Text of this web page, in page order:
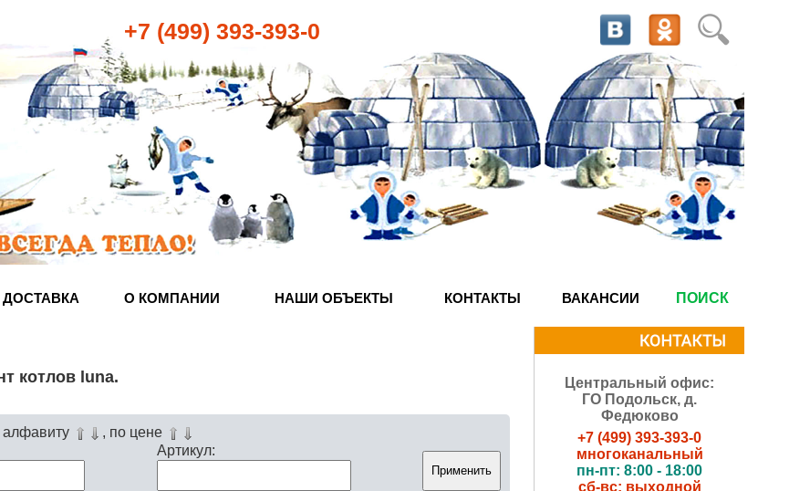
+7 (499) 393-393-0
ДОСТАВКА О КОМПАНИИ НАШИ ОБЪЕКТЫ КОНТАКТЫ ВАКАНСИИ ПОИСК
котлов luna.
алфавиту
, по цене
Артикул:
Центральный офис:
ГО Подольск, д.
Федюково
+7 (499) 393-393-0
многоканальный
пн-пт: 8:00 - 18:00
сб-вс: выходной